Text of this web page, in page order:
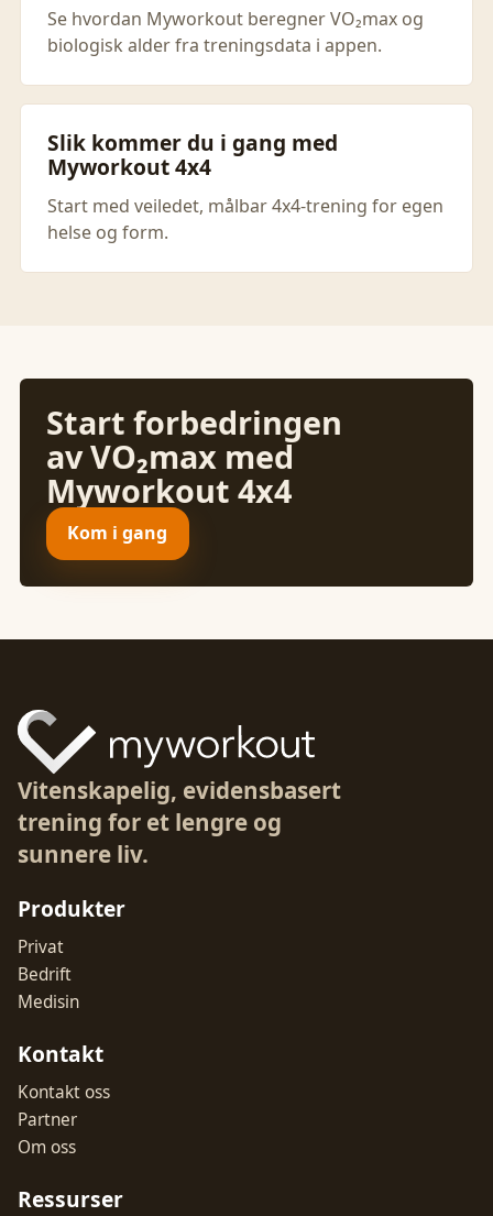
Se hvordan Myworkout beregner VO₂max og
biologisk alder fra treningsdata i appen.
Slik kommer du i gang med
Myworkout 4x4
Start med veiledet, målbar 4x4-trening for egen
helse og form.
Start forbedringen
av VO₂max med
Myworkout 4x4
Kom i gang
Vitenskapelig, evidensbasert
trening for et lengre og
sunnere liv.
Produkter
Privat
Bedrift
Medisin
Kontakt
Kontakt oss
Partner
Om oss
Ressurser